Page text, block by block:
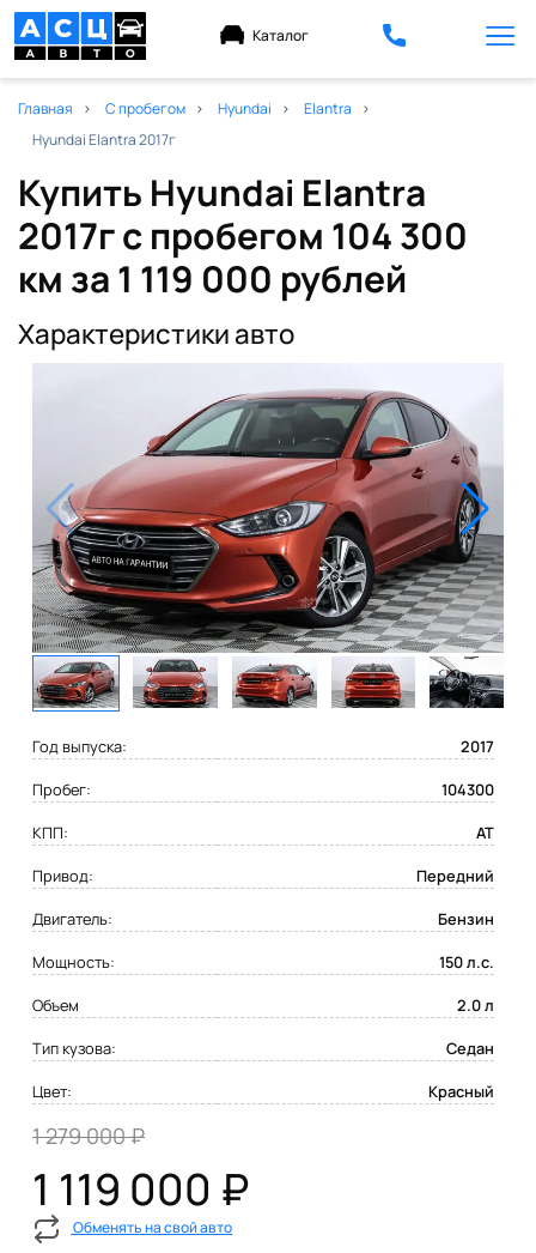
Каталог
Главная С пробегом Hyundai
Elantra
Hyundai Elantra 2017г
Купить Hyundai Elantra
2017г с пробегом 104 300
км за 1 119 000 рублей
Характеристики авто
Год выпуска:
2017
Пробег:
104300
КПП:
AT
Привод:
Передний
Двигатель:
Бензин
Мощность:
150 л.с.
Объем
2.0 л
Тип кузова:
Седан
Цвет:
Красный
1 279 000 ₽
1 119 000 ₽
Обменять на свой авто